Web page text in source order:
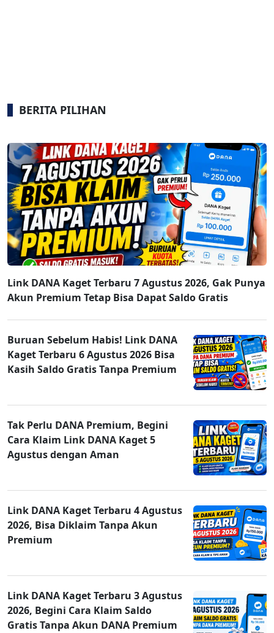
BERITA PILIHAN
Link DANA Kaget Terbaru 7 Agustus 2026, Gak Punya
Akun Premium Tetap Bisa Dapat Saldo Gratis
Buruan Sebelum Habis! Link DANA
Kaget Terbaru 6 Agustus 2026 Bisa
Kasih Saldo Gratis Tanpa Premium
Tak Perlu DANA Premium, Begini
Cara Klaim Link DANA Kaget 5
Agustus dengan Aman
Link DANA Kaget Terbaru 4 Agustus
2026, Bisa Diklaim Tanpa Akun
Premium
Link DANA Kaget Terbaru 3 Agustus
2026, Begini Cara Klaim Saldo
Gratis Tanpa Akun DANA Premium